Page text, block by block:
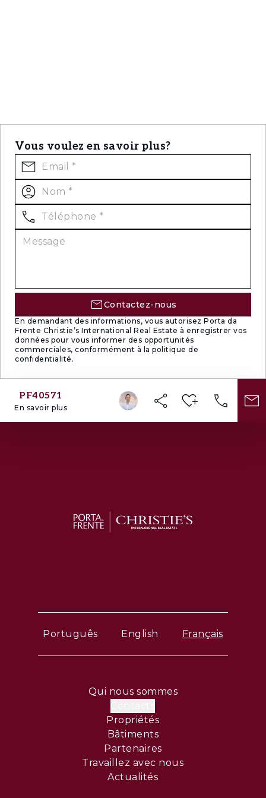
Vous voulez en savoir plus?
Contactez-nous
En demandant des informations, vous autorisez Porta da
Frente Christie’s International Real Estate à enregistrer vos
données pour vous informer des opportunités
commerciales, conformément à la politique de
confidentialité.
PF40571
En savoir plus
Português English Français
Qui nous sommes
Propriétés
Bâtiments
Partenaires
Travaillez avec nous
Actualités